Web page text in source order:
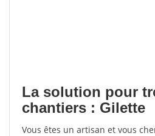
La solution pour
chantiers : Gilette
Vous êtes un artisan et vous